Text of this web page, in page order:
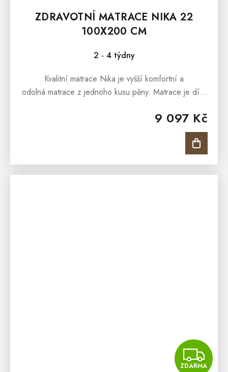
ZDRAVOTNÍ MATRACE NIKA 22
100X200 CM
2 - 4 týdny
9 097 Kč
Kvalitní matrace Nika je vyšší komfortní a
odolná matrace z jednoho kusu pěny. Matrace je díky
ZDARMA